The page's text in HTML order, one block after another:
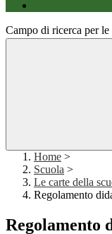
Campo di ricerca per
Home >
Scuola >
Le carte della
Regolamento
Regolamento